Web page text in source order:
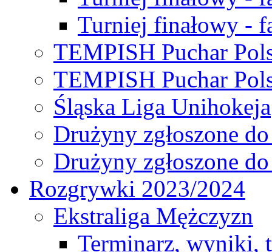
Turniej finałowy -
TEMPISH Puchar
TEMPISH Puchar
Śląska Liga Unihokeja
Drużyny zgłoszone
Drużyny zgłoszone
Rozgrywki 2023/2024
Ekstraliga Mężczyzn
Terminarz, wyniki,